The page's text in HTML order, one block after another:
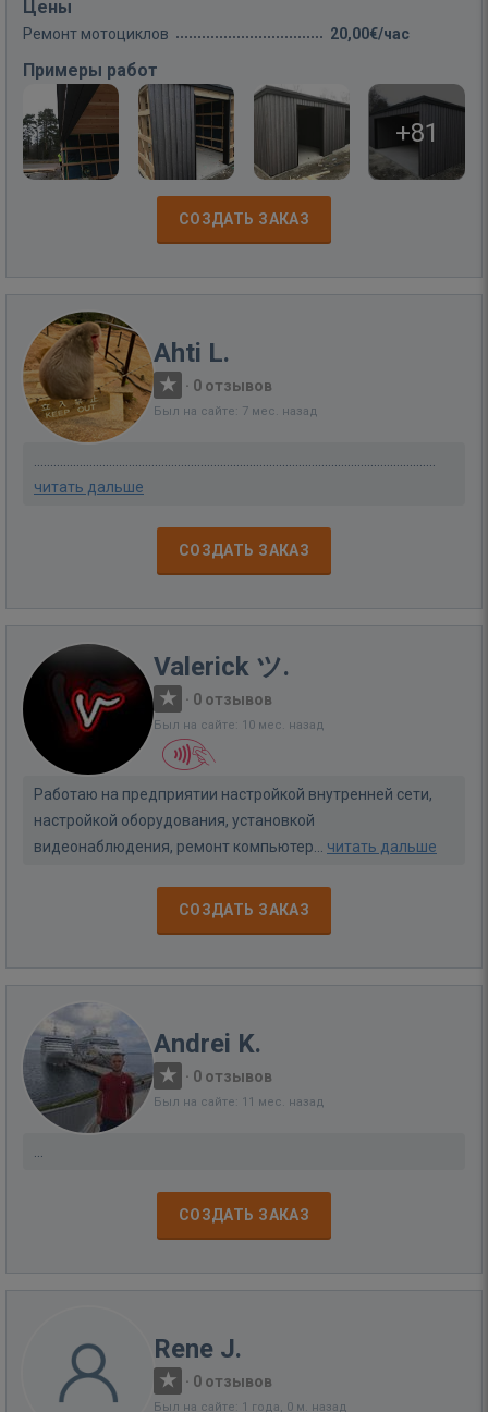
Цены
Ремонт мотоциклов 20,00€/час
Примеры работ
+81
СОЗДАТЬ ЗАКАЗ
Ahti L.
· 0 отзывов
Был на сайте: 7 мес. назад
читать дальше
СОЗДАТЬ ЗАКАЗ
Valerick ツ.
· 0 отзывов
Был на сайте: 10 мес. назад
Работаю на предприятии настройкой внутренней сети,
настройкой оборудования, установкой
видеонаблюдения, ремонт компьютер... читать дальше
СОЗДАТЬ ЗАКАЗ
Andrei K.
· 0 отзывов
Был на сайте: 11 мес. назад
СОЗДАТЬ ЗАКАЗ
Rene J.
· 0 отзывов
Был на сайте: 1 года, 0 м. назад